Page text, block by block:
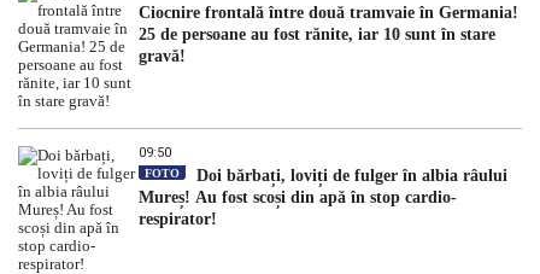
Ciocnire frontală între două tramvaie în Germania!
25 de persoane au fost rănite, iar 10 sunt în stare
gravă!
09:50
FOTO
Doi bărbați, loviți de fulger în albia râului
Mureș! Au fost scoși din apă în stop cardio-
respirator!